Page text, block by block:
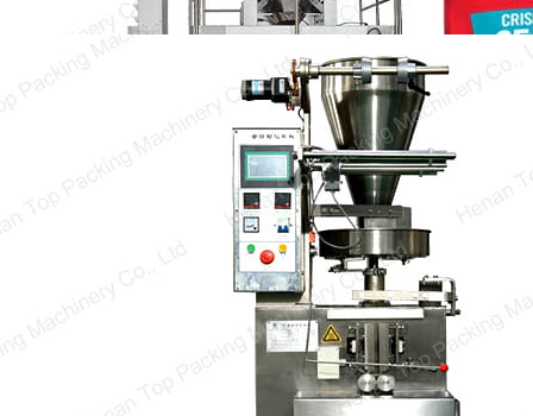
Como Funciona a Máquina de Formar,
Preencher e Selar Vertical (VFFS)?
Uma máquina de formar, preencher e selar
vertical é frequentemente usada para embalar
vários produtos em sacos,…